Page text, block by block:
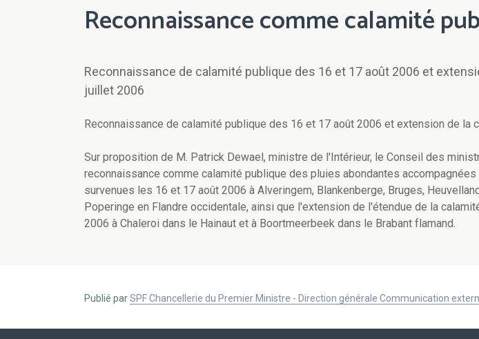
Reconnaissance comme calamité
Reconnaissance de calamité publique des 16 et 17 août 2006 et
juillet 2006
Reconnaissance de calamité publique des 16 et 17 août 2006 et extension de la
Sur proposition de M. Patrick Dewael, ministre de l'Intérieur, le Conseil des
reconnaissance comme calamité publique des pluies abondantes
survenues les 16 et 17 août 2006 à Alveringem, Blankenberge, Bruges,
Poperinge en Flandre occidentale, ainsi que l'extension de l'étendue de la
2006 à Chaleroi dans le Hainaut et à Boortmeerbeek dans le Brabant flamand.
Publié parSPF Chancellerie du Premier Ministre - Direction générale Communication